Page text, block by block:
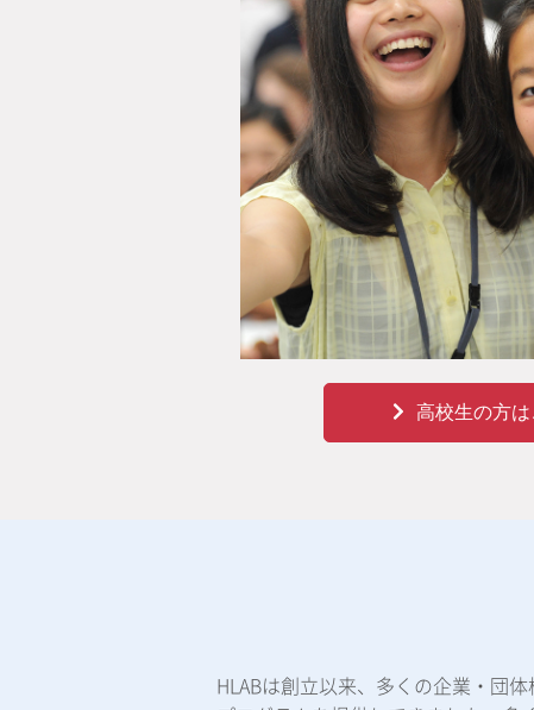
高校生の方は
HLABは創立以来、多くの企業・団